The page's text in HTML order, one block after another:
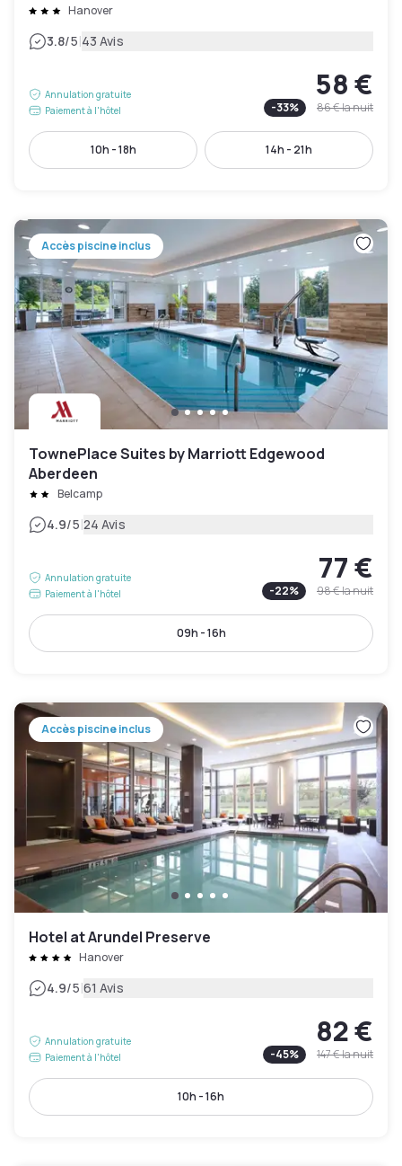
Hanover
3.8/5|43 Avis
Annulation gratuite
Paiement à l'hôtel
58 €
-33% 86 €la nuit
10h - 18h 14h - 21h
Accès piscine inclus
TownePlace Suites by Marriott Edgewood
Aberdeen
Belcamp
4.9/5|24 Avis
Annulation gratuite
Paiement à l'hôtel
77 €
-22% 98 €la nuit
09h - 16h
Accès piscine inclus
Hotel at Arundel Preserve
Hanover
4.9/5|61 Avis
Annulation gratuite
Paiement à l'hôtel
82 €
-45% 147 €la nuit
10h - 16h